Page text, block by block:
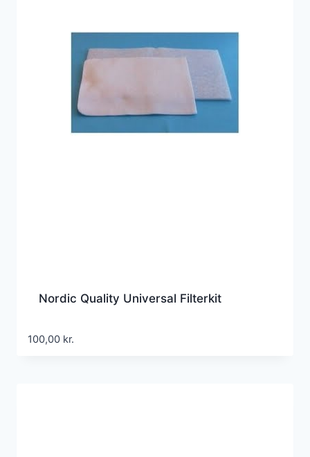
Nordic Quality Universal Filterkit
100,00 kr.